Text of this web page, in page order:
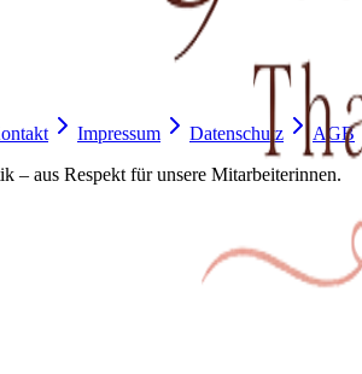
Impressum Datenschutz
AGB
– aus Respekt für unsere Mitarbeiterinnen.